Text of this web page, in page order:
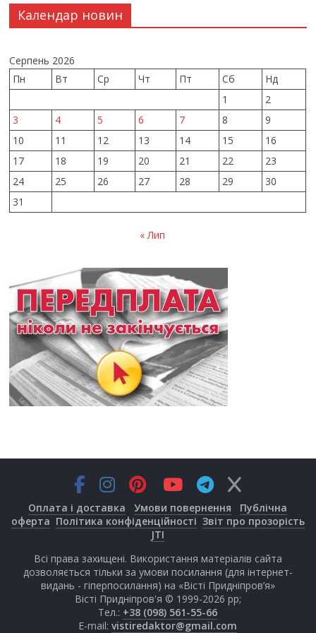
Календар новин
Серпень 2026
Пн
Вт Ср Чт Пт Сб
Нд
1
2
3
4 5 6 7 8
9
10
11 12 13 14 15
16
17
18 19 20 21 22
23
24
25 26 27 28 29
30
31
« Лип
Оплата і доставка Умови повернення
Публічна
оферта Політика конфіденційності Звіт про прозорість
JTI
Всі права захищені. Використання матеріалів сайта
дозволяється тільки за умови посилання (для інтернет-
видань - гіперпосилання) на «Вісті Придніпров’я»
Вісті Придніпров'я © 1999-2026 рр;
Тел.: +38 (098) 561-55-66
E-mail: vistiredaktor@gmail.com